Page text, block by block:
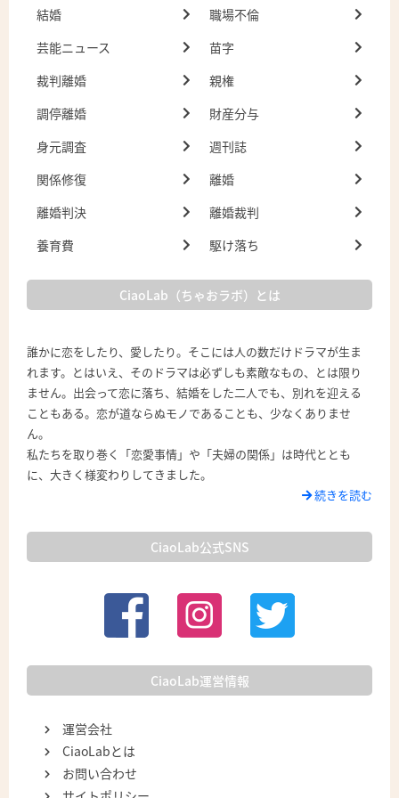
結婚
職場不倫
芸能ニュース
苗字
裁判離婚
親権
調停離婚
財産分与
身元調査
週刊誌
関係修復
離婚
離婚判決
離婚裁判
養育費
駆け落ち
CiaoLab（ちゃおラボ）とは
誰かに恋をしたり、愛したり。そこには人の数だけドラマが生ま
れます。とはいえ、そのドラマは必ずしも素敵なもの、とは限り
ません。出会って恋に落ち、結婚をした二人でも、別れを迎える
こともある。恋が道ならぬモノであることも、少なくありませ
ん。
私たちを取り巻く「恋愛事情」や「夫婦の関係」は時代ととも
に、大きく様変わりしてきました。
続きを読む
CiaoLab公式SNS
CiaoLab運営情報
運営会社
CiaoLabとは
お問い合わせ